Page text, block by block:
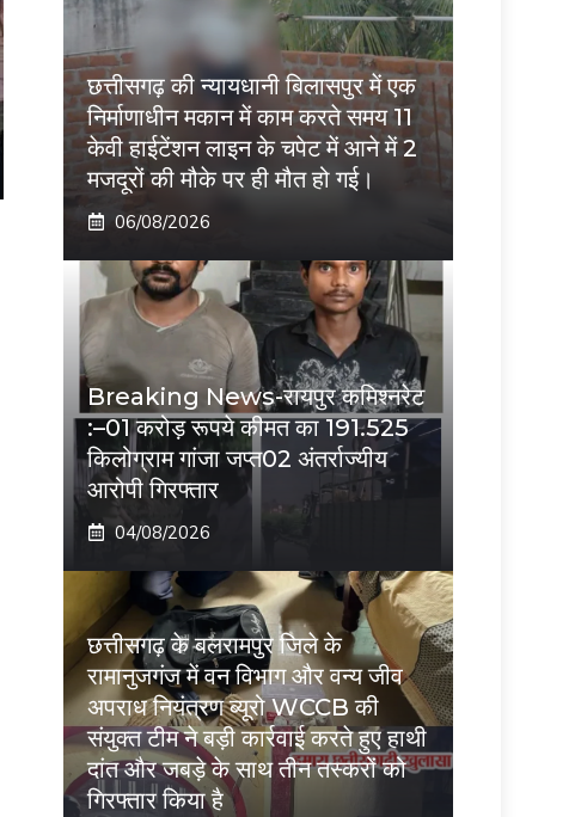
छत्तीसगढ़ की न्यायधानी बिलासपुर में एक
निर्माणाधीन मकान में काम करते समय 11
केवी हाईटेंशन लाइन के चपेट में आने में 2
मजदूरों की मौके पर ही मौत हो गई।
06/08/2026
Breaking News-रायपुर कमिश्नरेट
:–01 करोड़ रूपये कीमत का 191.525
किलोग्राम गांजा जप्त02 अंतर्राज्यीय
आरोपी गिरफ्तार
04/08/2026
छत्तीसगढ़ के बलरामपुर जिले के
रामानुजगंज में वन विभाग और वन्य जीव
अपराध नियंत्रण ब्यूरो WCCB की
संयुक्त टीम ने बड़ी कार्रवाई करते हुए हाथी
दांत और जबड़े के साथ तीन तस्करों को
गिरफ्तार किया है